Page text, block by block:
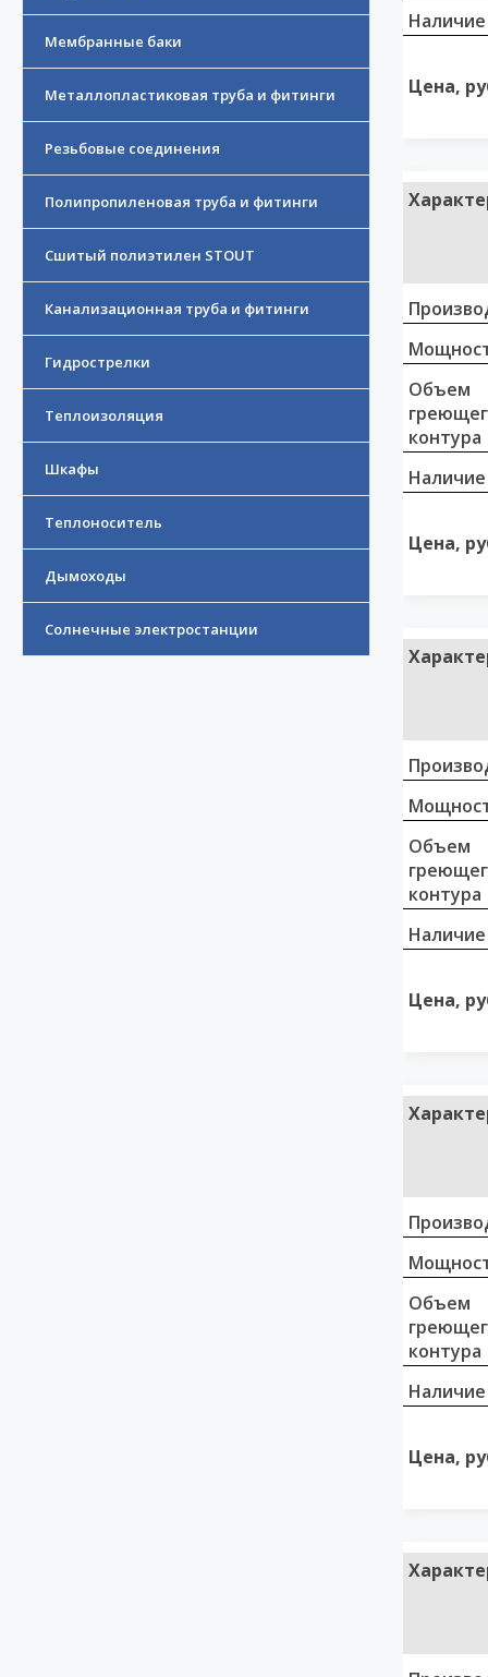
Мембранные баки
Металлопластиковая труба и фитинги
Резьбовые соединения
Полипропиленовая труба и фитинги
Сшитый полиэтилен STOUT
Канализационная труба и фитинги
Гидрострелки
Теплоизоляция
Шкафы
Теплоноситель
Дымоходы
Солнечные электростанции
Наличие
Цена,
Объем
контура
Наличие
Цена,
Объем
контура
Наличие
Цена,
Объем
контура
Наличие
Цена,